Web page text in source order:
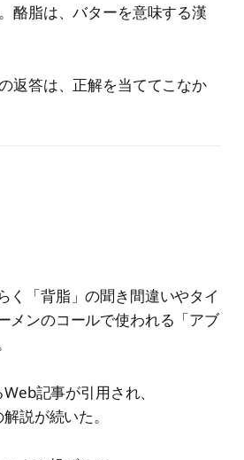
酪脂は、バターを意味する漢
返答は、正解を当ててこなか
く「背脂」の聞き間違いやタイ
メンのコールで使われる「アブ
記事が引用され、
説が続いた。